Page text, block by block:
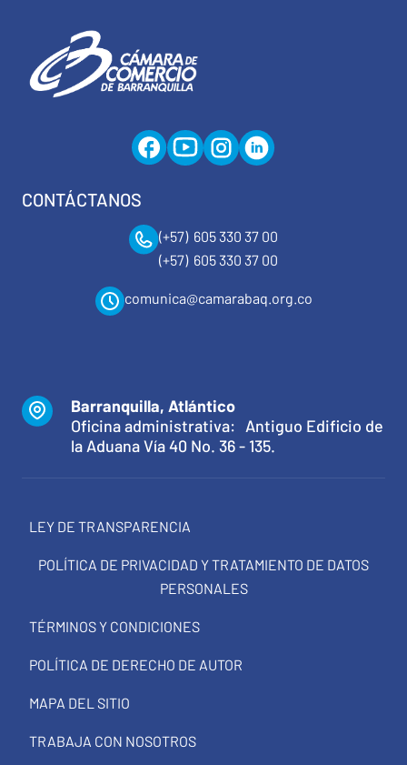
CONTÁCTANOS
(+57) 605 330 37 00
(+57) 605 330 37 00
comunica@camarabaq.org.co
Barranquilla, Atlántico
Oficina administrativa: Antiguo Edificio de
la Aduana Vía 40 No. 36 - 135.
LEY DE TRANSPARENCIA
POLÍTICA DE PRIVACIDAD Y TRATAMIENTO DE DATOS
PERSONALES
TÉRMINOS Y CONDICIONES
POLÍTICA DE DERECHO DE AUTOR
MAPA DEL SITIO
TRABAJA CON NOSOTROS